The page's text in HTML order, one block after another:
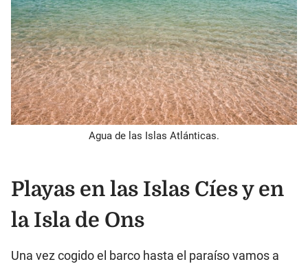
Agua de las Islas Atlánticas.
Playas en las Islas Cíes y en
la Isla de Ons
Una vez cogido el barco hasta el paraíso vamos a